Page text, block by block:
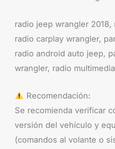
radio jeep wrangler
radio carplay wrangler,
radio android auto jeep,
wrangler, radio
Recomendación:
Se recomienda verificar
versión del vehículo y
(comandos al volante o